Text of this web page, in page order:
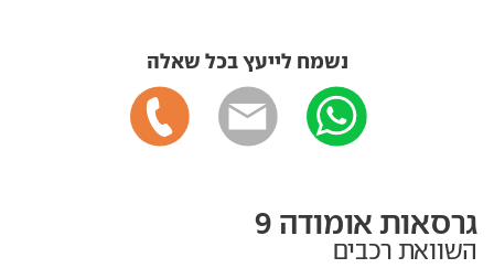
נשמח לייעץ בכל שאלה
גרסאות אומודה 9
השוואת רכבים